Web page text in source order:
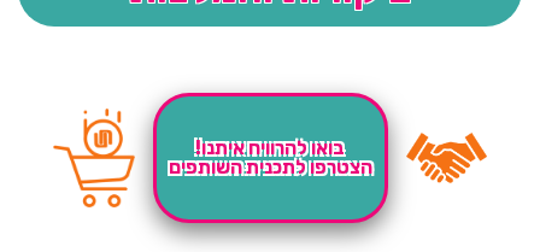
בואו להרוויח איתנו!
הצטרפו לתכנית השותפים